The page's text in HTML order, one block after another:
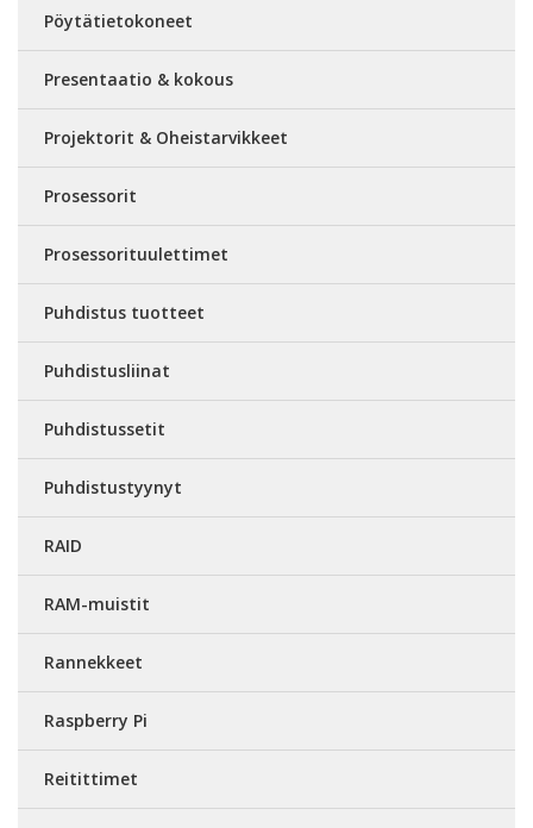
Pöytätietokoneet
Presentaatio & kokous
Projektorit & Oheistarvikkeet
Prosessorit
Prosessorituulettimet
Puhdistus tuotteet
Puhdistusliinat
Puhdistussetit
Puhdistustyynyt
RAID
RAM-muistit
Rannekkeet
Raspberry Pi
Reitittimet